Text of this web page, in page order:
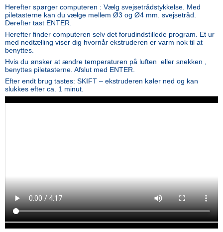
Herefter spørger computeren : Vælg svejsetrådstykkelse. Med
piletasterne kan du vælge mellem Ø3 og Ø4 mm. svejsetråd.
Derefter tast ENTER.
Herefter finder computeren selv det forudindstillede program. Et ur
med nedtælling viser dig hvornår ekstruderen er varm nok til at
benyttes.
Hvis du ønsker at ændre temperaturen på luften eller snekken ,
benyttes piletasterne. Afslut med ENTER.
Efter endt brug tastes: SKIFT – ekstruderen køler ned og kan
slukkes efter ca. 1 minut.